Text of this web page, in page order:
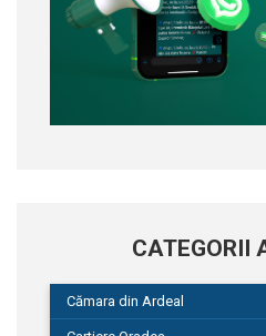
CATEGORII
Cămara din Ardeal